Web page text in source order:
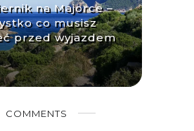
na Majorce –
co musisz
przed wyjazdem
COMMENTS